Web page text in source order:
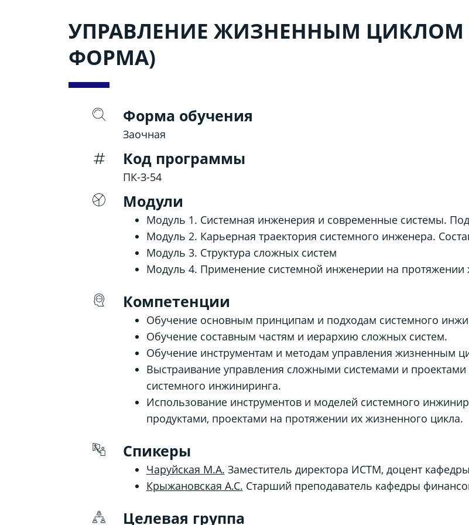
УПРАВЛЕНИЕ ЖИЗНЕННЫМ ЦИКЛОМ
ФОРМА)
Форма обучения
Заочная
Код программы
ПК-З-54
Модули
Модуль 1. Системная инженерия и современные системы.
Модуль 2. Карьерная траектория системного инженера.
Модуль 3. Структура сложных систем
Модуль 4. Применение системной инженерии на протяжении
Компетенции
Обучение основным принципам и подходам системного
Обучение составным частям и иерархию сложных систем.
Обучение инструментам и методам управления жизненным
Выстраивание управления сложными системами и
системного инжиниринга.
Использование инструментов и моделей системного
продуктами, проектами на протяжении их жизненного цикла.
Спикеры
Чаруйская М.А. Заместитель директора ИСТМ, доцент
Крыжановская А.С. Старший преподаватель кафедры
Целевая группа